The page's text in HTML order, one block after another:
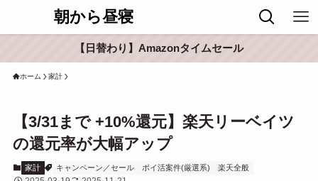
朝から昼寝
【日替わり】Amazonタイムセール
ホーム 家計
【3/31まで +10%還元】楽天リーベイツ
の還元率が大幅アップ
家計 キャンペーン／セール ポイ活案件(厳選系) 楽天全般